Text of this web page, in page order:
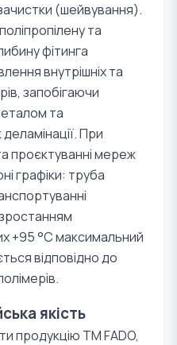
(шейвування).
та
фітинга
внутрішніх та
запобігаючи
та
При
проєктуванні мереж
графіки: труба
+95 °C максимальний
відповідно до
якість
продукцію TM FADO,